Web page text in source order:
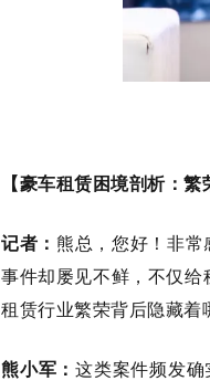
【豪车租赁困境剖析：繁
记者： 熊总，您好！非常
事件却屡见不鲜，不仅
租赁行业繁荣背后隐藏着
熊小军：这类案件频发确